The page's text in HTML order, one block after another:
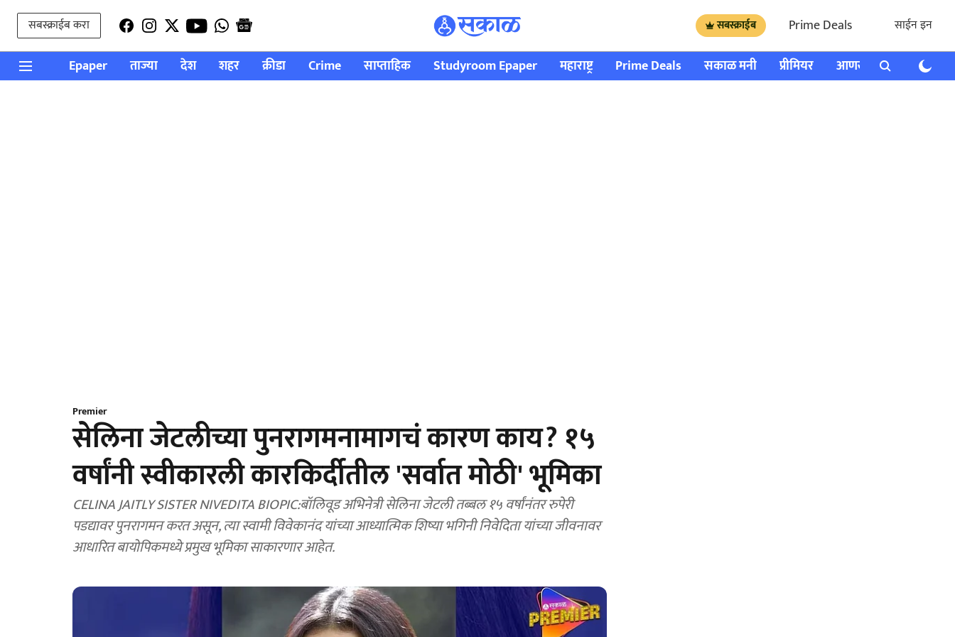
सबस्क्राईब करा सबस्क्राईब Prime Deals साईन इन
Epaper ताज्या देश शहर क्रीडा Crime साप्ताहिक Studyroom Epaper महाराष्ट्र Prime Deals सकाळ मनी प्रीमियर आणखी राशी भविष्य
Premier
सेलिना जेटलीच्या पुनरागमनामागचं कारण काय? १५
वर्षांनी स्वीकारली कारकिर्दीतील 'सर्वात मोठी' भूमिका
CELINA JAITLY SISTER NIVEDITA BIOPIC:बॉलिवूड अभिनेत्री सेलिना जेटली तब्बल १५ वर्षांनंतर रुपेरी
पडद्यावर पुनरागमन करत असून, त्या स्वामी विवेकानंद यांच्या आध्यात्मिक शिष्या भगिनी निवेदिता यांच्या जीवनावर
आधारित बायोपिकमध्ये प्रमुख भूमिका साकारणार आहेत.